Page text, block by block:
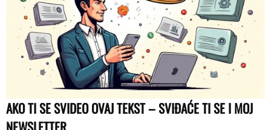
AKO TI SE SVIDEO OVAJ TEKST – SVIĐAĆE TI SE I MOJ